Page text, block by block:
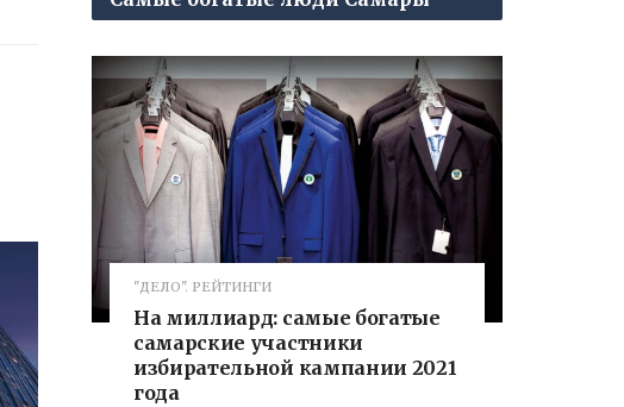
"ДЕЛО". РЕЙТИНГИ
На миллиард: самые богатые
самарские участники
избирательной кампании 2021
года